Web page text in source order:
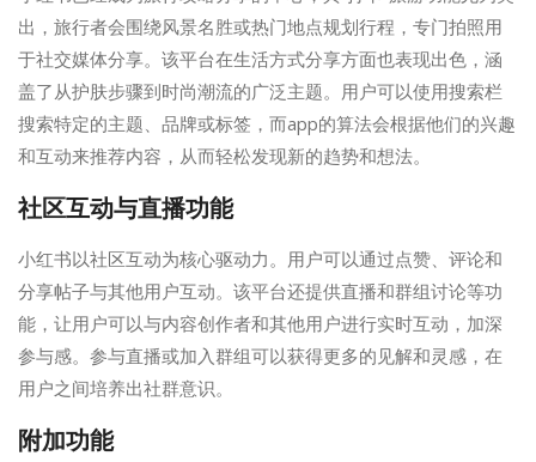
出，旅行者会围绕风景名胜或热门地点规划行程，专门拍照用
于社交媒体分享。该平台在生活方式分享方面也表现出色，涵
盖了从护肤步骤到时尚潮流的广泛主题。用户可以使用搜索栏
搜索特定的主题、品牌或标签，而app的算法会根据他们的兴趣
和互动来推荐内容，从而轻松发现新的趋势和想法。
社区互动与直播功能
小红书以社区互动为核心驱动力。用户可以通过点赞、评论和
分享帖子与其他用户互动。该平台还提供直播和群组讨论等功
能，让用户可以与内容创作者和其他用户进行实时互动，加深
参与感。参与直播或加入群组可以获得更多的见解和灵感，在
用户之间培养出社群意识。
附加功能